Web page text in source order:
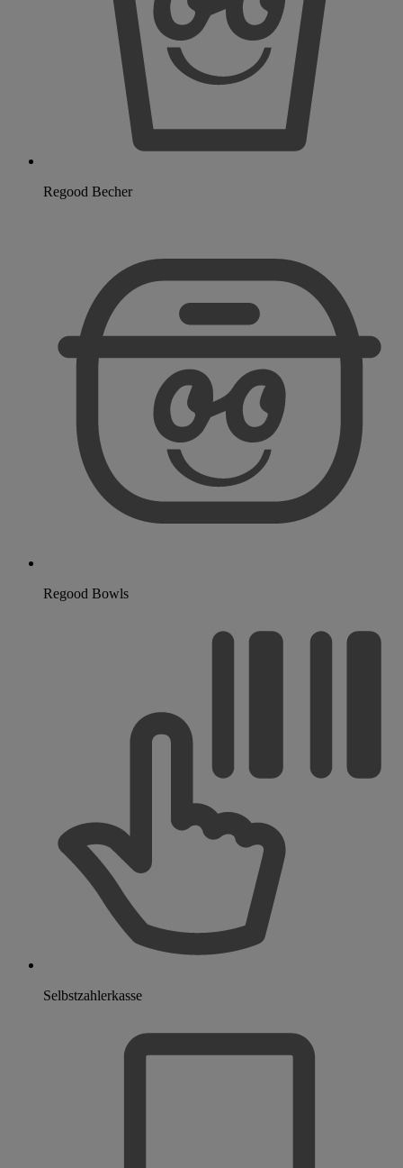
Regood Becher
Regood Bowls
Selbstzahlerkasse